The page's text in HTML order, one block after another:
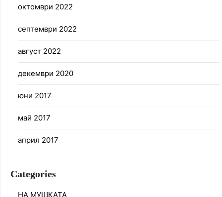
октомври 2022
септември 2022
август 2022
декември 2020
юни 2017
май 2017
април 2017
Categories
НА МУШКАТА